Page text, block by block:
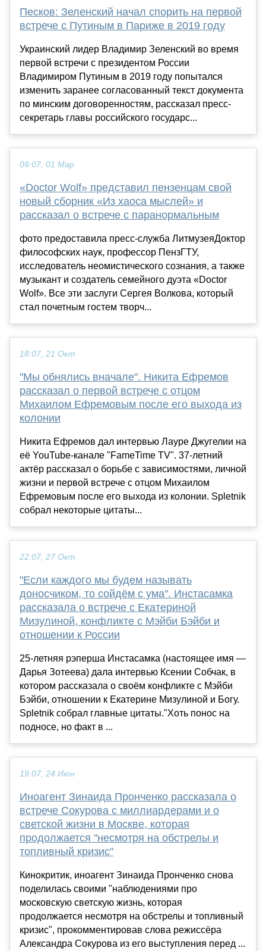
Песков: Зеленский начал спорить на первой
встрече с Путиным в Париже в 2019 году
Украинский лидер Владимир Зеленский во время
первой встречи с президентом России
Владимиром Путиным в 2019 году попытался
изменить заранее согласованный текст документа
по минским договоренностям, рассказал пресс-
секретарь главы российского государс...
09:07, 01 Мар
«Doctor Wolf» представил пензенцам свой
новый сборник «Из хаоса мыслей» и
рассказал о встрече с паранормальным
фото предоставила пресс-служба ЛитмузеяДоктор
философских наук, профессор ПензГТУ,
исследователь неомистического сознания, а также
музыкант и создатель семейного дуэта «Doctor
Wolf». Все эти заслуги Сергея Волкова, который
стал почетным гостем творч...
18:07, 21 Окт
"Мы обнялись вначале". Никита Ефремов
рассказал о первой встрече с отцом
Михаилом Ефремовым после его выхода из
колонии
Никита Ефремов дал интервью Лауре Джугелии на
её YouTube-канале "FameTime TV". 37-летний
актёр рассказал о борьбе с зависимостями, личной
жизни и первой встрече с отцом Михаилом
Ефремовым после его выхода из колонии. Spletnik
собрал некоторые цитаты...
22:07, 27 Окт
"Если каждого мы будем называть
доносчиком, то сойдём с ума". Инстасамка
рассказала о встрече с Екатериной
Мизулиной, конфликте с Мэйби Бэйби и
отношении к России
25-летняя рэперша Инстасамка (настоящее имя —
Дарья Зотеева) дала интервью Ксении Собчак, в
котором рассказала о своём конфликте с Мэйби
Бэйби, отношении к Екатерине Мизулиной и Богу.
Spletnik собрал главные цитаты."Хоть понос на
подносе, но факт в ...
19:07, 24 Июн
Иноагент Зинаида Пронченко рассказала о
встрече Сокурова с миллиардерами и о
светской жизни в Москве, которая
продолжается "несмотря на обстрелы и
топливный кризис"
Кинокритик, иноагент Зинаида Пронченко снова
поделилась своими "наблюдениями про
московскую светскую жизнь, которая
продолжается несмотря на обстрелы и топливный
кризис", прокомментировав слова режиссёра
Александра Сокурова из его выступления перед ...